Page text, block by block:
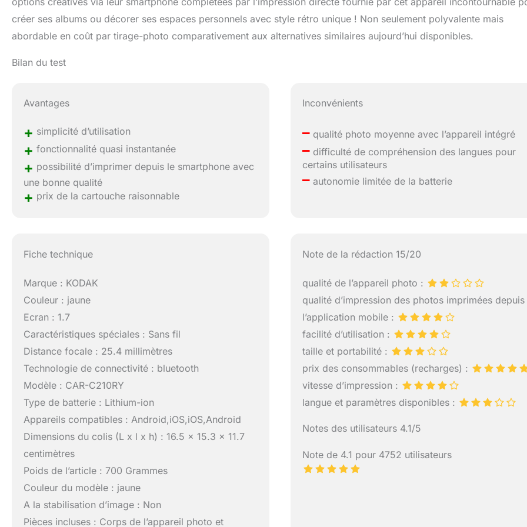
créer ses albums ou décorer ses espaces personnels avec style rétro unique ! Non seulement polyvalente mais
abordable en coût par tirage-photo comparativement aux alternatives similaires aujourd’hui disponibles.
Bilan du test
Avantages
+ simplicité d’utilisation
+ fonctionnalité quasi instantanée
+ possibilité d’imprimer depuis le smartphone avec
une bonne qualité
+ prix de la cartouche raisonnable
Inconvénients
– qualité photo moyenne avec l’appareil intégré
– difficulté de compréhension des langues pour
certains utilisateurs
– autonomie limitée de la batterie
Fiche technique
Marque : KODAK
Couleur : jaune
Ecran : 1.7
Caractéristiques spéciales : Sans fil
Distance focale : 25.4 millimètres
Technologie de connectivité : bluetooth
Modèle : CAR-C210RY
Type de batterie : Lithium-ion
Appareils compatibles : Android,iOS,iOS,Android
Dimensions du colis (L x l x h) : 16.5 x 15.3 x 11.7
centimètres
Poids de l’article : 700 Grammes
Couleur du modèle : jaune
A la stabilisation d’image : Non
Pièces incluses : Corps de l’appareil photo et
Note de la rédaction 15/20
qualité de l’appareil photo :
qualité d’impression des photos imprimées depuis
l’application mobile :
facilité d’utilisation :
taille et portabilité :
prix des consommables (recharges) :
vitesse d’impression :
langue et paramètres disponibles :
Notes des utilisateurs 4.1/5
Note de 4.1 pour 4752 utilisateurs